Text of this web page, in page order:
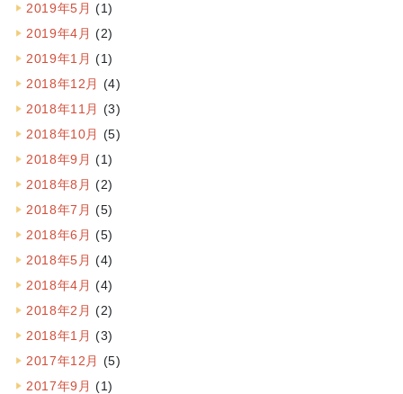
2019年5月 (1)
2019年4月 (2)
2019年1月 (1)
2018年12月 (4)
2018年11月 (3)
2018年10月 (5)
2018年9月 (1)
2018年8月 (2)
2018年7月 (5)
2018年6月 (5)
2018年5月 (4)
2018年4月 (4)
2018年2月 (2)
2018年1月 (3)
2017年12月 (5)
2017年9月 (1)